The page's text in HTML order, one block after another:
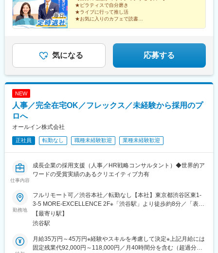
高知県・徳島県◆九州・沖縄福岡県・佐賀県・長崎県・熊本県・
大分県・宮崎県・鹿児島県・沖縄県☆最近では全国の「イオン」
「ららぽーと」「イトーヨーカドー」「ダイナシティ」など大型
に、気軽に当店に立ち寄る方が増加中。さらなる企業拡大を目指
しています。
口駅、松戸駅、北柏駅、柏駅、新浦安駅、市川駅、京成船橋駅、
海浜幕張駅、稲毛駅、四街道駅、おゆみ野駅、五井駅、新船橋
駅、馬込沢駅、松岸駅、平井駅(東京都)、葛西駅、秋川駅、豊田
府中駅(東京都)、聖蹟桜ケ丘駅、上野御徒町駅、豊洲駅、二子玉川
駅、三軒茶屋駅、田園調布駅、町田駅、すずかけ台駅、溝の口
知県)、町方駅、荒子川公園駅、小牧駅、稲沢駅、新守山駅、荒子
駅、堅田駅、野洲駅、瀬田駅(滋賀県)、堺東駅、大正駅(大阪府)、
念公園駅、富木駅、池田駅(大阪府)、南ウッディタウン駅、三田駅
県庁通り駅、矢賀駅、下祇園駅、宇品三丁目駅、楽々園駅、比治
山下駅、南岩国駅、周防花岡駅、柳井駅、今治駅、御井駅、平和
駅、小倉駅(福岡県)、熊西駅、スペースワールド駅、原田駅(福岡
県)、橋本駅(福岡県)、唐人町駅、天神駅、鳥栖駅、道ノ尾駅、長
崎駅(長崎県)、神泉駅、新宿駅(東京メトロ)、東銀座駅、奥沢駅、
長堀橋駅、本川越駅、新越谷駅、市川真間駅、船橋駅、京成稲毛
駅、御徒町駅、新豊洲駅、西太子堂駅、武蔵溝ノ口駅、京急川崎
駅、石上駅、江端駅、加納駅(岐阜県)、各務ケ原駅、津島駅、ドー
★ピラティスで自分磨き
★ライブに行って推し活
★お気に入りのカフェで読書
気になる 応募する
NEW
人事／完全在宅OK／フレックス／未経験から採用のプ
ロへ
オールイン株式会社
正社員 転勤なし 職種未経験歓迎 業種未経験歓迎
仕事内容
成長企業の採用支援（人事／HR戦略コンサルタント）◆世界的ア
ワードの受賞実績のあるクリエイティブ力有
勤務地
フルリモート可／渋谷本社／転勤なし【本社】東京都渋谷区東1-
3-5 MORE-EXCELLENCE 2F※「渋谷駅」より徒歩約8分／「表参
道駅」より徒歩約10分
【最寄り駅】
渋谷駅
月給35万円～45万円※経験やスキルを考慮して決定※上記月給には
固定残業代92,000円～118,000円／月40時間分を含む（超過分は